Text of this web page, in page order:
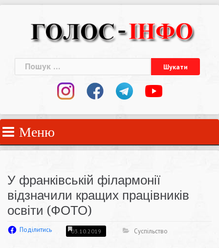
Пошук:
Меню
У франківській філармонії
відзначили кращих працівників
освіти (ФОТО)
Поділитись 03.10.2019 Суспільство